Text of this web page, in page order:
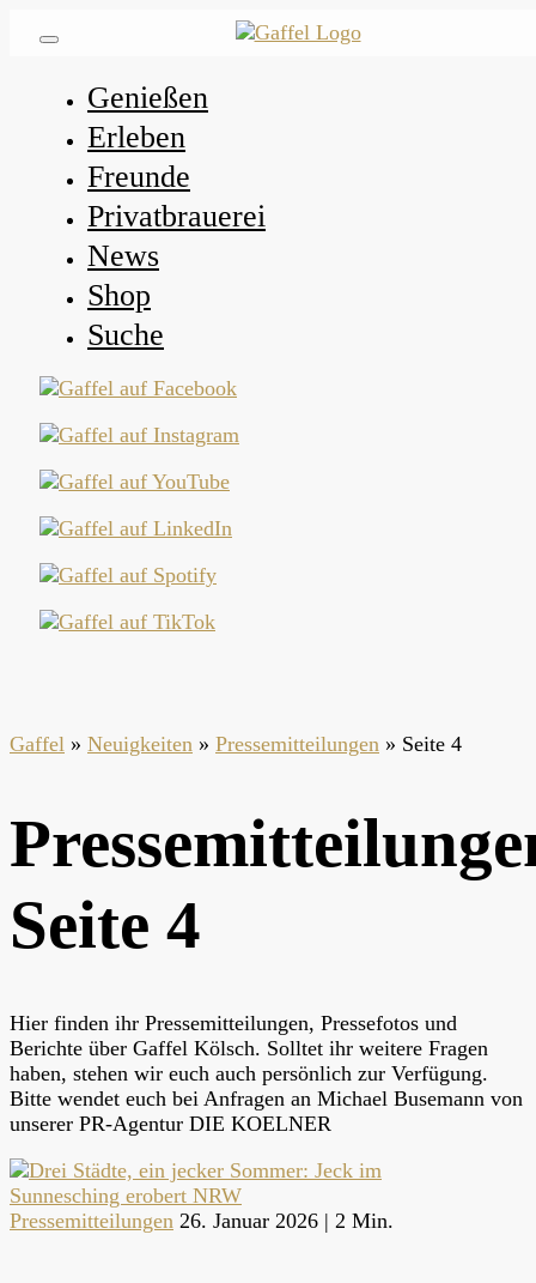
Genießen
Erleben
Freunde
Privatbrauerei
News
Shop
Suche
Gaffel » Neuigkeiten » Pressemitteilungen » Seite 4
Seite 4
Hier finden ihr Pressemitteilungen, Pressefotos und
Berichte über Gaffel Kölsch. Solltet ihr weitere Fragen
haben, stehen wir euch auch persönlich zur Verfügung.
Bitte wendet euch bei Anfragen an Michael Busemann von
unserer PR-Agentur DIE KOELNER
Pressemitteilungen 26. Januar 2026 | 2 Min.